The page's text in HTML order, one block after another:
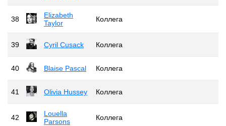
38
Elizabeth
Taylor
Коллега
39 Cyril Cusack Коллега
40 Blaise Pascal Коллега
41 Olivia Hussey Коллега
42
Louella
Parsons
Коллега